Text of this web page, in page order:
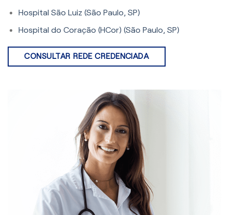
Hospital São Luiz (São Paulo, SP)
Hospital do Coração (HCor) (São Paulo, SP)
CONSULTAR REDE CREDENCIADA